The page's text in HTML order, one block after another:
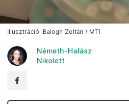
Illusztráció: Balogh Zoltán / MTI
Németh-Halász
Nikolett